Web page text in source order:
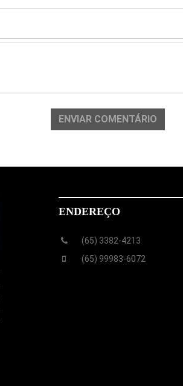
ENVIAR COMENTÁRIO
ENDEREÇO
(65) 3382-4213
(65) 99983-6072